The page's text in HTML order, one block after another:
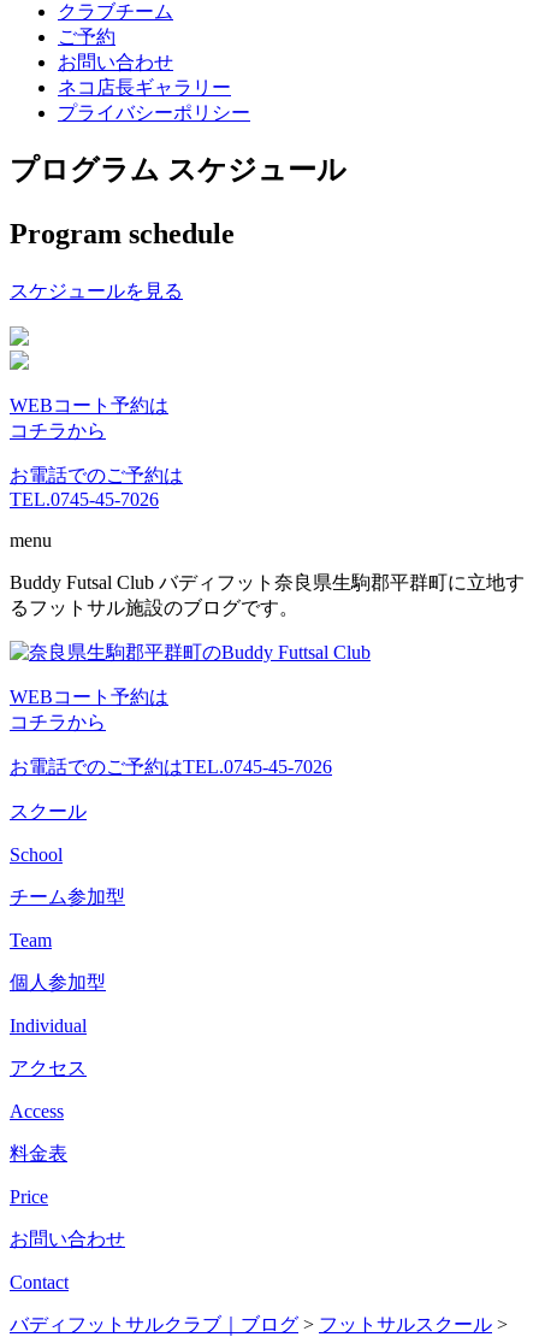
クラブチーム
ご予約
お問い合わせ
ネコ店長ギャラリー
プライバシーポリシー
プログラム スケジュール
Program schedule
スケジュールを見る
WEBコート予約は
コチラから
お電話でのご予約は
TEL.0745-45-7026
menu
コ
ン
ン
へ
ス
キ
ッ
プ
Buddy Futsal Club バディフット奈良県生駒郡平群町に立地す
るフットサル施設のブログです。
WEBコート予約は
コチラから
お電話でのご予約はTEL.0745-45-7026
スクール
School
チーム参加型
Team
個人参加型
Individual
アクセス
Access
料金表
Price
お問い合わせ
Contact
バディフットサルクラブ｜ブログ > フットサルスクール >